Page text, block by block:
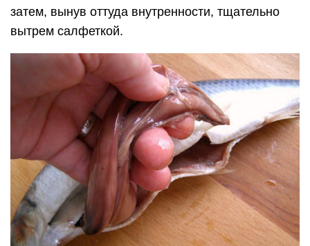
затем, вынув оттуда внутренности, тщательно
вытрем салфеткой.